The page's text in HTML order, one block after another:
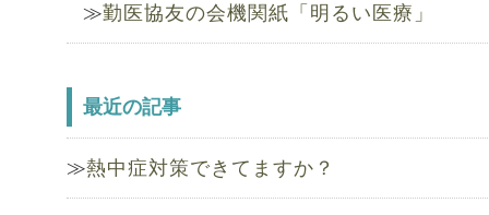
勤医協友の会機関紙「明るい医療」
最近の記事
熱中症対策できてますか？